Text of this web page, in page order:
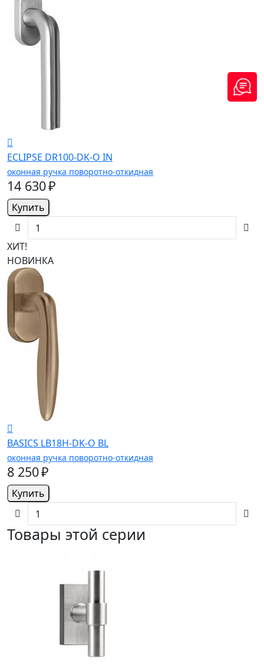
ECLIPSE DR100-DK-O IN
оконная ручка поворотно-откидная
14 630 ₽
Купить
ХИТ!
НОВИНКА
BASICS LB18H-DK-O BL
оконная ручка поворотно-откидная
8 250 ₽
Купить
Товары этой серии